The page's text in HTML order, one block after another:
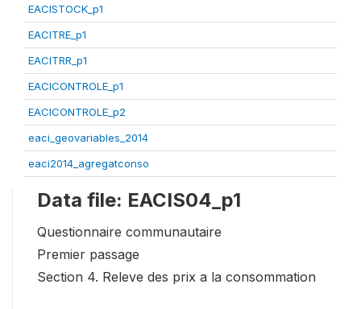
EACISTOCK_p1
EACITRE_p1
EACITRR_p1
EACICONTROLE_p1
EACICONTROLE_p2
eaci_geovariables_2014
eaci2014_agregatconso
Data file: EACIS04_p1
Questionnaire communautaire
Premier passage
Section 4. Releve des prix a la consommation